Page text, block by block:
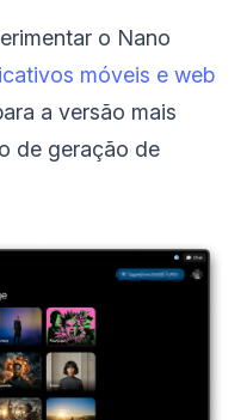
o Nano
móveis e web
a versão mais
de geração de